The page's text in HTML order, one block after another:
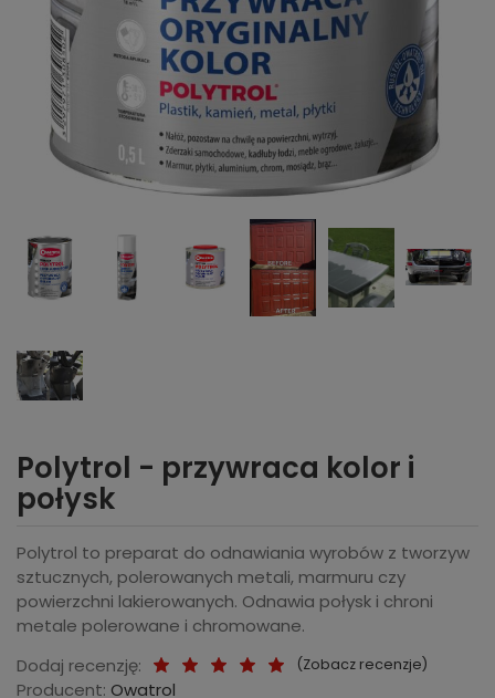
Polytrol - przywraca kolor i
połysk
Polytrol to preparat do odnawiania wyrobów z tworzyw
sztucznych, polerowanych metali, marmuru czy
powierzchni lakierowanych. Odnawia połysk i chroni
metale polerowane i chromowane.
Dodaj recenzję:
(Zobacz recenzje)
Producent: Owatrol